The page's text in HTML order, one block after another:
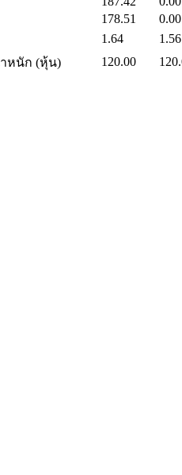
178.51
0.00
1.64
1.56
หนัก (หุ้น)
120.00